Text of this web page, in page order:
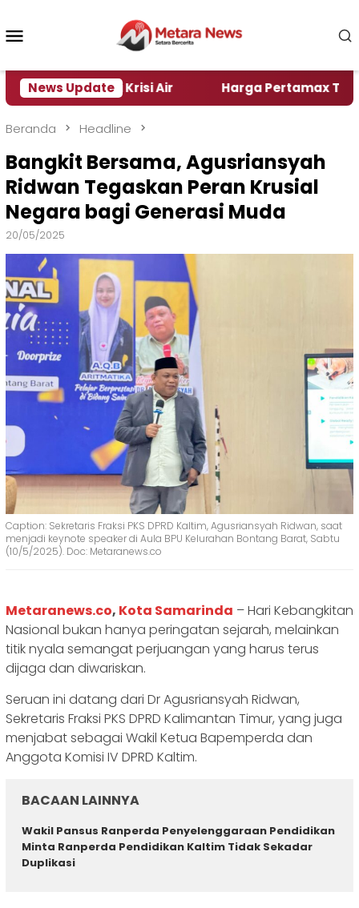
konten
News Update
Alami Krisi Air Harga Pertamax Turun Per
Beranda Headline
Bangkit Bersama, Agusriansyah
Ridwan Tegaskan Peran Krusial
Negara bagi Generasi Muda
20/05/2025
Caption: Sekretaris Fraksi PKS DPRD Kaltim, Agusriansyah Ridwan, saat
menjadi keynote speaker di Aula BPU Kelurahan Bontang Barat, Sabtu
(10/5/2025). Doc: Metaranews.co
Metaranews.co, Kota Samarinda – Hari Kebangkitan
Nasional bukan hanya peringatan sejarah, melainkan
titik nyala semangat perjuangan yang harus terus
dijaga dan diwariskan.
Seruan ini datang dari Dr Agusriansyah Ridwan,
Sekretaris Fraksi PKS DPRD Kalimantan Timur, yang juga
menjabat sebagai Wakil Ketua Bapemperda dan
Anggota Komisi IV DPRD Kaltim.
BACAAN LAINNYA
Wakil Pansus Ranperda Penyelenggaraan Pendidikan
Minta Ranperda Pendidikan Kaltim Tidak Sekadar
Duplikasi